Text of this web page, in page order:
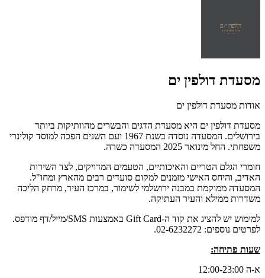
מסעדת דולפין ים
אודות מסעדת דולפין ים
מסעדת דולפין ים היא מסעדת הדגים והבשרים מהוותיקות ביותר
בירושלים. המסעדה נוסדה בשנת 1967 ועם השנים הפכה למוסד קולינרי
משפחתי. החל מינואר 2025 המסעדה כשרה.
חומרי הגלם הטריים והאיכותיים, הטעמים המדויקים, לצד השירות
האדיב, והיחס האישי מזמנים למקום סועדים רבים מהארץ ומחו"ל.
המסעדה ממוקמת במבנה ירושלמי לשימור, במרכז העיר, מרחק הליכה
משדרות ממילא והעיר העתיקה.
למימוש יש להציג את קוד ה-Gift Card באמצעות SMS/מייל/דף מודפס.
לפרטים נוספים: 02-6232272.
שעות פתיחה:
א-ה 12:00-23:00